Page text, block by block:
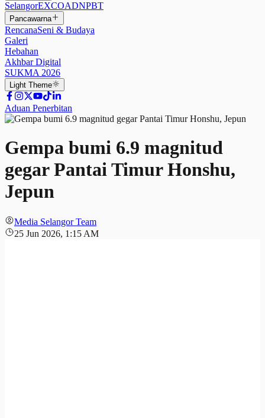
SelangorEXCOADNPBT
Pancawarna
RencanaSeni & Budaya
Galeri
Hebahan
Akhbar Digital
SUKMA 2026
Light Theme
Aduan Penerbitan
Gempa bumi 6.9 magnitud
gegar Pantai Timur Honshu,
Jepun
Media Selangor Team
25 Jun 2026, 1:15 AM